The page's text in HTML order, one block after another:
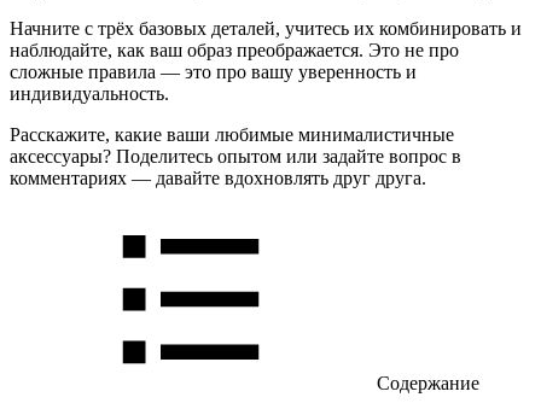
Начните с трёх базовых деталей, учитесь их комбинировать и
наблюдайте, как ваш образ преображается. Это не про
сложные правила — это про вашу уверенность и
индивидуальность.
Расскажите, какие ваши любимые минималистичные
аксессуары? Поделитесь опытом или задайте вопрос в
комментариях — давайте вдохновлять друг друга.
Содержание